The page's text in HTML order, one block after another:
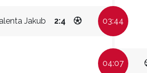
Jakub 2:4 03:44
04:07